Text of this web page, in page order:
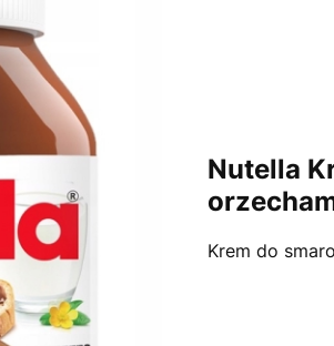
Nutella
Krem do